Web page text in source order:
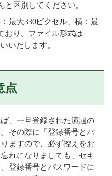
と区別してください。
最大330ピクセル、横：最
おり、ファイル形式は
いたします。
点
、一旦登録された演題の
その際に「登録番号とパ
ますので、必ず控えをお
れになりましても、セキ
登録番号とパスワードに